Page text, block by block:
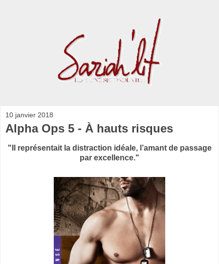
10 janvier 2018
Alpha Ops 5 - À hauts risques
"Il représentait la distraction idéale, l’amant de passage
par excellence."